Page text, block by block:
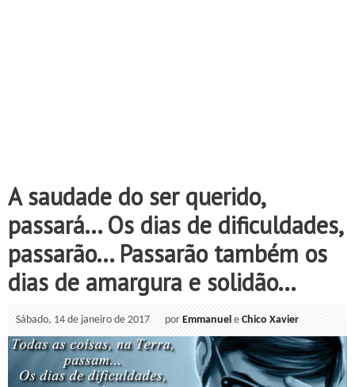
A saudade do ser querido,
passará... Os dias de dificuldades,
passarão... Passarão também os
dias de amargura e solidão...
Sábado, 14 de janeiro de 2017 porEmmanuel eChico Xavier